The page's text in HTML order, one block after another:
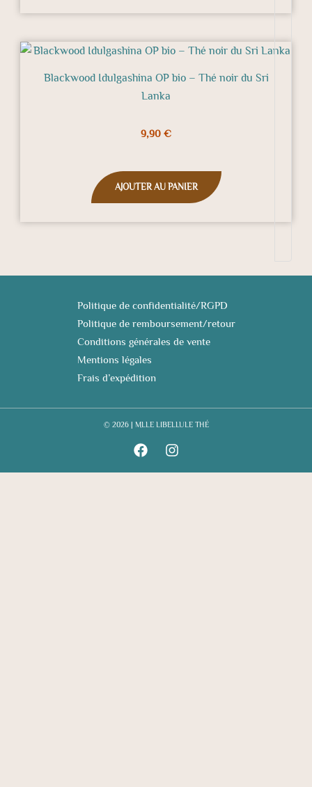
page
produit
Blackwood Idulgashina OP bio – Thé noir du Sri
Lanka
9,90 €
AJOUTER AU PANIER
Politique de confidentialité/RGPD
Politique de remboursement/retour
Conditions générales de vente
Mentions légales
Frais d’expédition
© 2026 | MLLE LIBELLULE THÉ